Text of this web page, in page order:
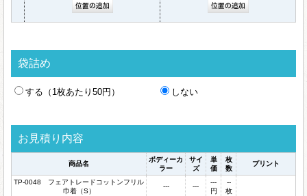
袋詰め
する（1枚あたり50円） しない
お見積り内容
商品名
ボディーカ
ラー
サイ
ズ
単
価
枚
数
プリント
TP-0048 フェアトレードコットンフリル
巾着（S）
--- ---
---
円
--
枚